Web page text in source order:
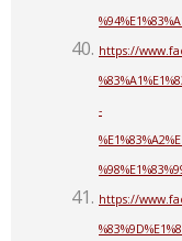
https://
-
https://